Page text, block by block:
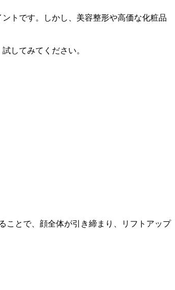
トです。しかし、美容整形や高価な化粧品
してみてください。
ことで、顔全体が引き締まり、リフトアップ